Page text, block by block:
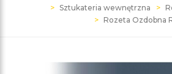
Sztukateria wewnętrzna
Rozeta Ozdobna